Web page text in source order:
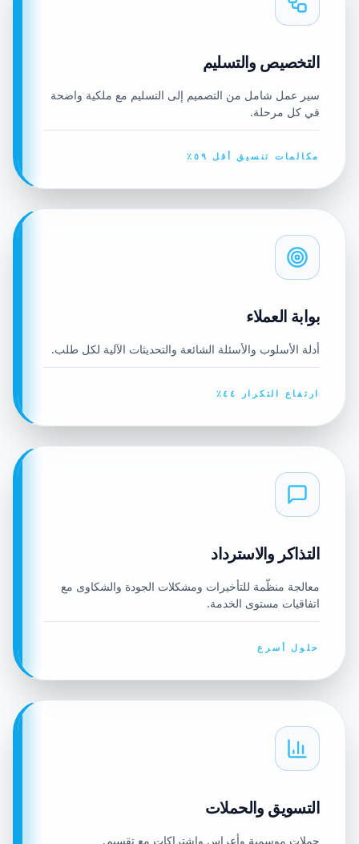
التخصيص والتسليم
سير عمل شامل من التصميم إلى التسليم مع ملكية واضحة
في كل مرحلة.
مكالمات تنسيق أقل ٥٩٪
بوابة العملاء
أدلة الأسلوب والأسئلة الشائعة والتحديثات الآلية لكل طلب.
ارتفاع التكرار ٤٤٪
التذاكر والاسترداد
معالجة منظّمة للتأخيرات ومشكلات الجودة والشكاوى مع
اتفاقيات مستوى الخدمة.
حلول أسرع
التسويق والحملات
حملات موسمية وأعراس واشتراكات مع تقسيم.